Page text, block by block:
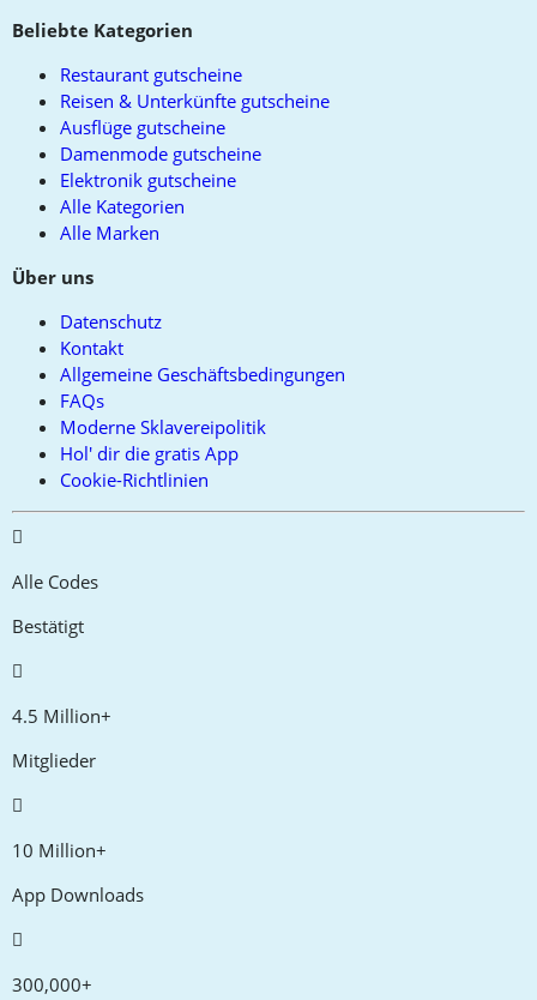
Beliebte Kategorien
Restaurant gutscheine
Reisen & Unterkünfte gutscheine
Ausflüge gutscheine
Damenmode gutscheine
Elektronik gutscheine
Alle Kategorien
Alle Marken
Über uns
Datenschutz
Kontakt
Allgemeine Geschäftsbedingungen
FAQs
Moderne Sklavereipolitik
Hol' dir die gratis App
Cookie-Richtlinien
Alle Codes
Bestätigt
4.5 Million+
Mitglieder
10 Million+
App Downloads
300,000+